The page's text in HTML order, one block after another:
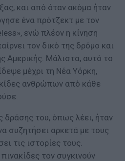
και από όταν ακόμα ήταν
ένα πρότζεκτ με τον
ενώ πλέον η κίνηση
τον δικό της δρόμο και
Αμερικής. Μάλιστα, αυτό το
μέχρι τη Νέα Υόρκη,
ανθρώπων από κάθε
δράσης του, όπως λέει, ήταν
συζητήσει αρκετά με τους
τις ιστορίες τους.
τον συγκινούν